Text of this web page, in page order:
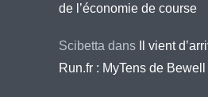
de l’économie de course
Scibetta dans
Il vient
Run.fr : MyTens de